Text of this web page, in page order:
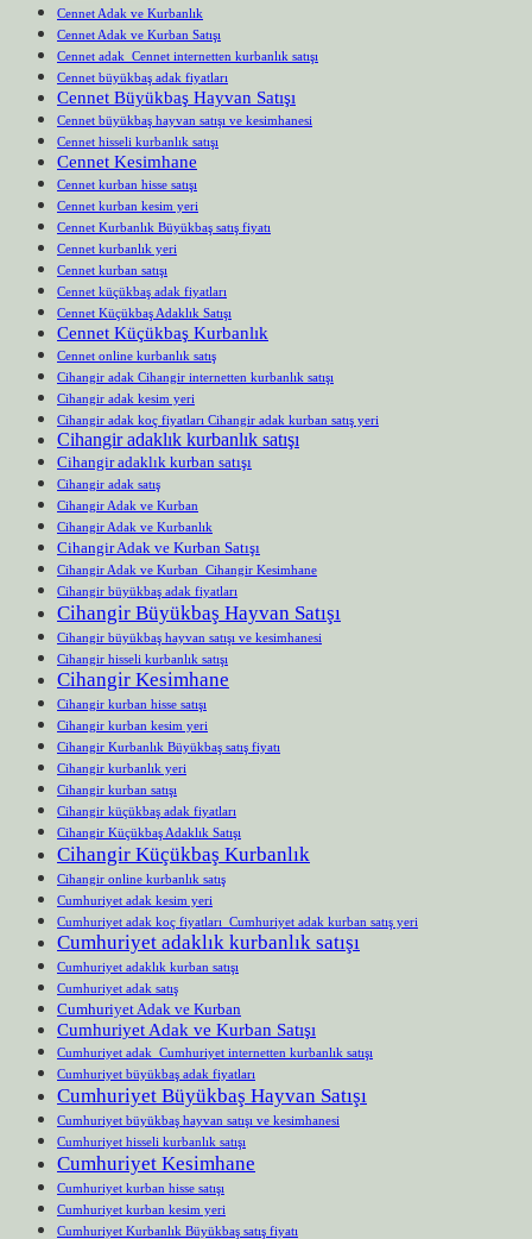
Cennet Adak ve Kurbanlık
Cennet Adak ve Kurban Satışı
Cennet adak Cennet internetten kurbanlık satışı
Cennet büyükbaş adak fiyatları
Cennet Büyükbaş Hayvan Satışı
Cennet büyükbaş hayvan satışı ve kesimhanesi
Cennet hisseli kurbanlık satışı
Cennet Kesimhane
Cennet kurban hisse satışı
Cennet kurban kesim yeri
Cennet Kurbanlık Büyükbaş satış fiyatı
Cennet kurbanlık yeri
Cennet kurban satışı
Cennet küçükbaş adak fiyatları
Cennet Küçükbaş Adaklık Satışı
Cennet Küçükbaş Kurbanlık
Cennet online kurbanlık satış
Cihangir adak Cihangir internetten kurbanlık satışı
Cihangir adak kesim yeri
Cihangir adak koç fiyatları Cihangir adak kurban satış yeri
Cihangir adaklık kurbanlık satışı
Cihangir adaklık kurban satışı
Cihangir adak satış
Cihangir Adak ve Kurban
Cihangir Adak ve Kurbanlık
Cihangir Adak ve Kurban Satışı
Cihangir Adak ve Kurban Cihangir Kesimhane
Cihangir büyükbaş adak fiyatları
Cihangir Büyükbaş Hayvan Satışı
Cihangir büyükbaş hayvan satışı ve kesimhanesi
Cihangir hisseli kurbanlık satışı
Cihangir Kesimhane
Cihangir kurban hisse satışı
Cihangir kurban kesim yeri
Cihangir Kurbanlık Büyükbaş satış fiyatı
Cihangir kurbanlık yeri
Cihangir kurban satışı
Cihangir küçükbaş adak fiyatları
Cihangir Küçükbaş Adaklık Satışı
Cihangir Küçükbaş Kurbanlık
Cihangir online kurbanlık satış
Cumhuriyet adak kesim yeri
Cumhuriyet adak koç fiyatları Cumhuriyet adak kurban satış yeri
Cumhuriyet adaklık kurbanlık satışı
Cumhuriyet adaklık kurban satışı
Cumhuriyet adak satış
Cumhuriyet Adak ve Kurban
Cumhuriyet Adak ve Kurban Satışı
Cumhuriyet adak Cumhuriyet internetten kurbanlık satışı
Cumhuriyet büyükbaş adak fiyatları
Cumhuriyet Büyükbaş Hayvan Satışı
Cumhuriyet büyükbaş hayvan satışı ve kesimhanesi
Cumhuriyet hisseli kurbanlık satışı
Cumhuriyet Kesimhane
Cumhuriyet kurban hisse satışı
Cumhuriyet kurban kesim yeri
Cumhuriyet Kurbanlık Büyükbaş satış fiyatı